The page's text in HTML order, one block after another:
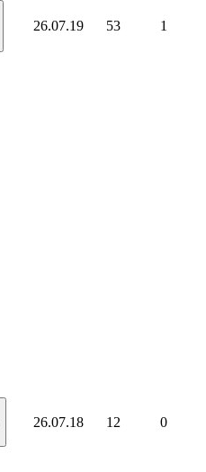
26.07.19 53 1
26.07.18 12 0